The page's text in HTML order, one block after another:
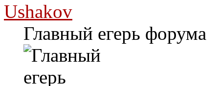
Ushakov
Главный егерь форума